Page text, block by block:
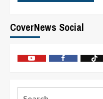
CoverNews Social